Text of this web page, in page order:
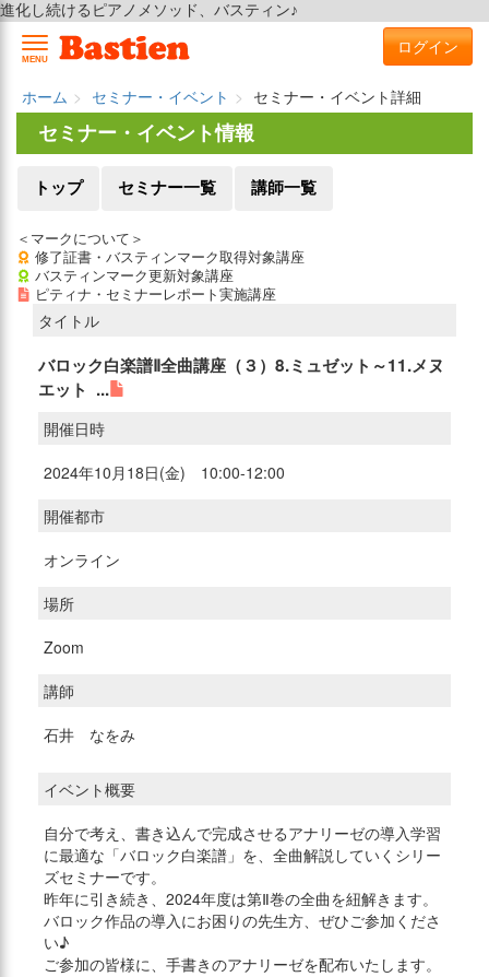
進化し続けるピアノメソッド、バスティン♪
MENU
ログイン
ホーム セミナー・イベント
セミナー・イベント詳細
セミナー・イベント情報
トップ セミナー一覧 講師一覧
＜マークについて＞
修了証書・バスティンマーク取得対象講座
バスティンマーク更新対象講座
ピティナ・セミナーレポート実施講座
タイトル
バロック白楽譜Ⅱ全曲講座（３）8.ミュゼット～11.メヌ
エット ...
開催日時
2024年10月18日(金) 10:00-12:00
開催都市
オンライン
場所
Zoom
講師
石井 なをみ
イベント概要
自分で考え、書き込んで完成させるアナリーゼの導入学習
に最適な「バロック白楽譜」を、全曲解説していくシリー
ズセミナーです。
昨年に引き続き、2024年度は第Ⅱ巻の全曲を紐解きます。
バロック作品の導入にお困りの先生方、ぜひご参加くださ
い♪
ご参加の皆様に、手書きのアナリーゼを配布いたします。